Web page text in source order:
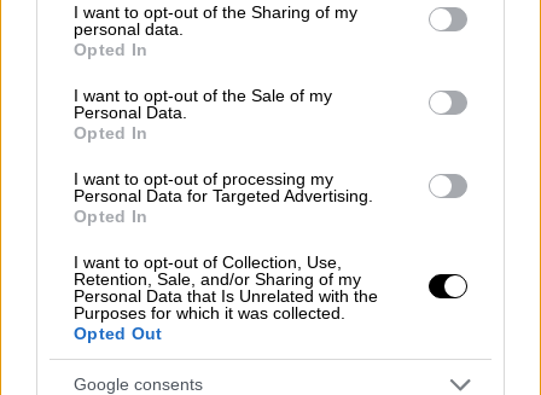
not limited to your visit or usage behaviour. You may click to
grant or deny consent to Google and its third-party tags to
use your data for below specified purposes in below Google
consent section.
I want to opt-out of the Sharing of my
personal data.
Opted In
I want to opt-out of the Sale of my
Personal Data.
Opted In
I want to opt-out of processing my
Personal Data for Targeted Advertising.
Opted In
I want to opt-out of Collection, Use,
Retention, Sale, and/or Sharing of my
Personal Data that Is Unrelated with the
Purposes for which it was collected.
Opted Out
Google consents
Travel|22.10.2020 16:52
Τζάκι, πέτρινο σπίτι, απομόνωση: Ο
τέλειος προορισμός για απόδραση-
εξπρές στο βουνό το Σαββατοκύριακο